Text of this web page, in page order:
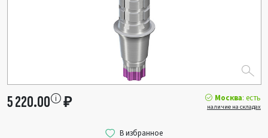
5 220.00 ₽ Москва: есть
наличие на складах